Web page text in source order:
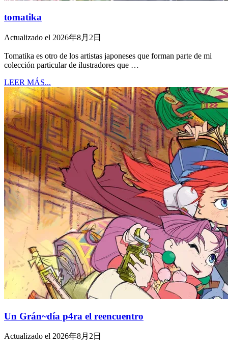
tomatika
Actualizado el 2026年8月2日
Tomatika es otro de los artistas japoneses que forman parte de mi
colección particular de ilustradores que …
LEER MÁS...
Un Grán~día p4ra el reencuentro
Actualizado el 2026年8月2日